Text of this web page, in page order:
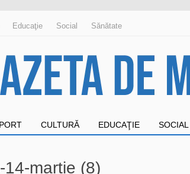
Educaţie Social Sănătate
CULTURĂ EDUCAŢIE SOCIAL
martie (8)